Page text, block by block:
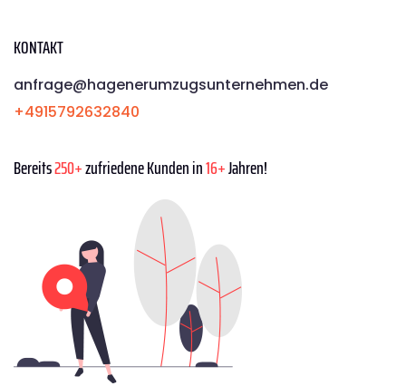
KONTAKT
anfrage@hagenerumzugsunternehmen.de
+4915792632840
Bereits250+zufriedene Kunden in16+Jahren!